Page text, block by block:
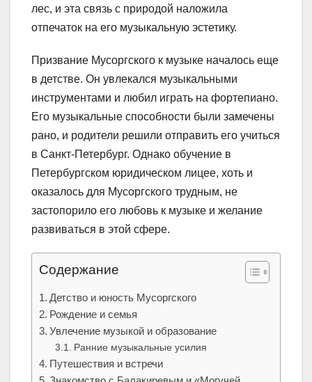
лес, и эта связь с природой наложила
отпечаток на его музыкальную эстетику.
Призвание Мусоргского к музыке началось еще
в детстве. Он увлекался музыкальными
инструментами и любил играть на фортепиано.
Его музыкальные способности были замечены
рано, и родители решили отправить его учиться
в Санкт-Петербург. Однако обучение в
Петербургском юридическом лицее, хоть и
оказалось для Мусоргского трудным, не
застопорило его любовь к музыке и желание
развиваться в этой сфере.
Содержание
Детство и юность Мусоргского
Рождение и семья
Увлечение музыкой и образование
Ранние музыкальные усилия
Путешествия и встречи